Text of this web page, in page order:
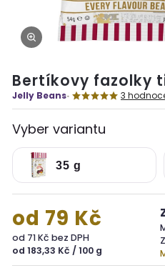
Bertíkovy fazolky
Jelly Beans 3
Vyber variantu
35 g
od 79 Kč
od 71 Kč bez DPH
od 183,33 Kč / 100 g